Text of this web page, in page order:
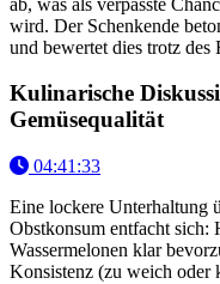
wird. Der Schenkende
und bewertet dies trotz des
Kulinarische
Gemüsequalität
04:41:33
Eine lockere Unterhaltung
Obstkonsum entfacht sich:
Wassermelonen klar
Konsistenz (zu weich oder